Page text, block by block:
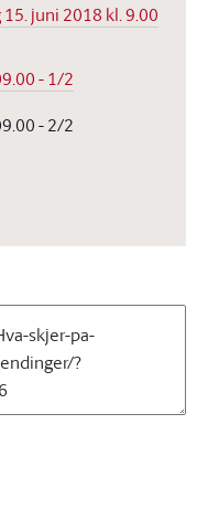
juni 2018 kl. 9.00
- 1/2
- 2/2